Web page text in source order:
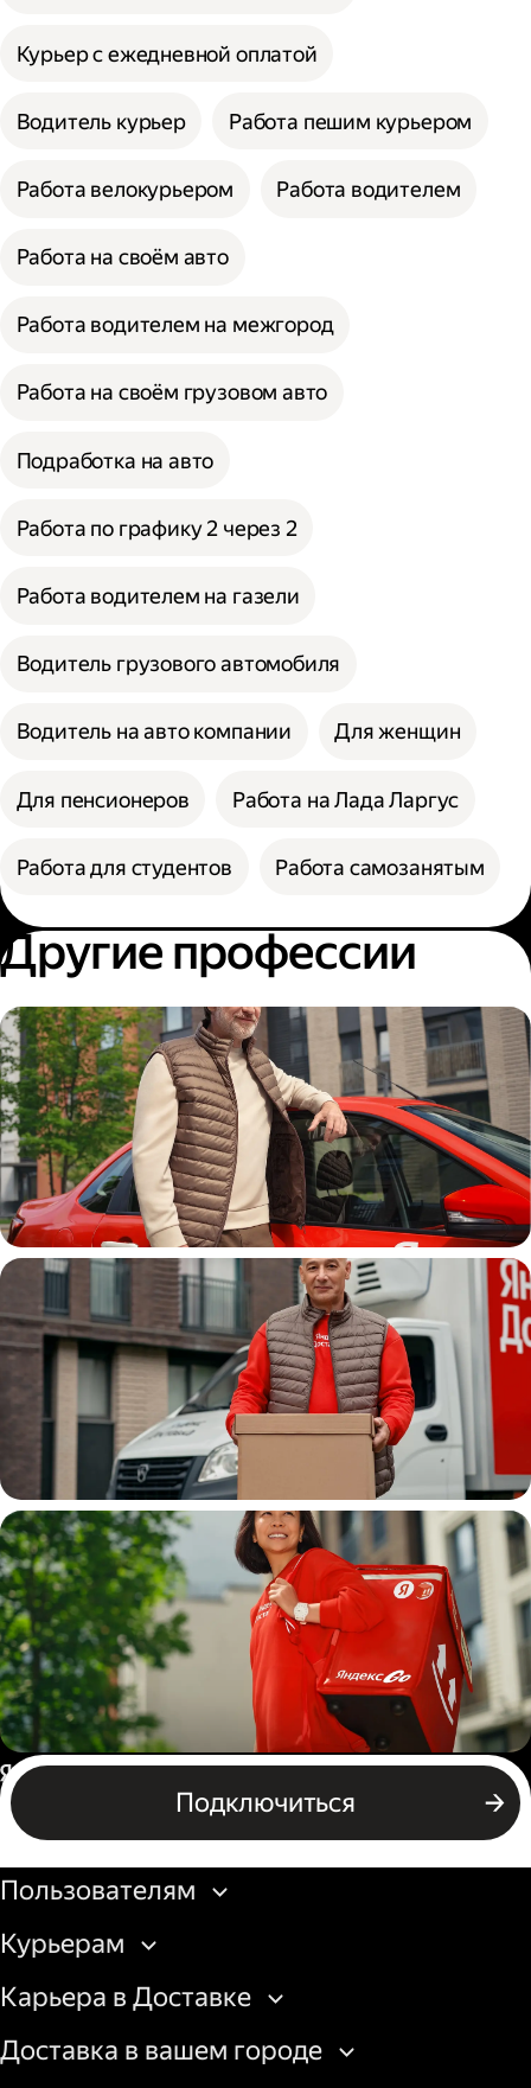
Курьер с ежедневной оплатой
Водитель курьер Работа пешим курьером
Работа велокурьером Работа водителем
Работа на своём авто
Работа водителем на межгород
Работа на своём грузовом авто
Подработка на авто
Работа по графику 2 через 2
Работа водителем на газели
Водитель грузового автомобиля
Водитель на авто компании Для женщин
Для пенсионеров Работа на Лада Ларгус
Работа для студентов Работа самозанятым
Другие профессии
Автокурьер
Водитель
грузовой машины
Пеший курьер
Подключиться
Россия
Бизнесу
Пользователям
Курьерам
Карьера в Доставке
Доставка в вашем городе